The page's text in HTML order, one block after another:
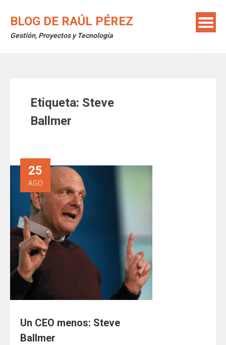
BLOG DE RAÚL PÉREZ
Gestión, Proyectos y Tecnología
Etiqueta: Steve
Ballmer
25
AGO
Un CEO menos: Steve
Ballmer